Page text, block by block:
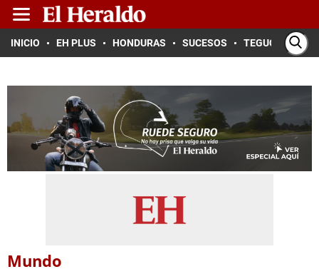
INICIO EH PLUS HONDURAS SUCESOS TEGUCIGALPA
Mundo